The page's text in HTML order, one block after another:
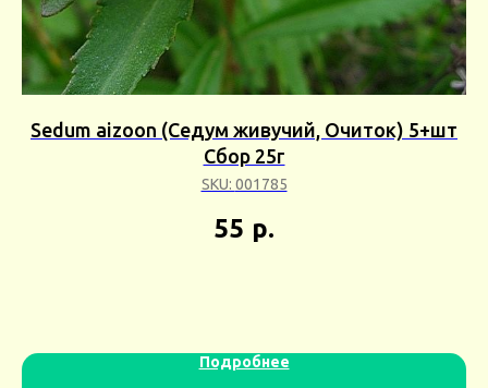
Sedum aizoon (Седум живучий, Очиток) 5+шт
Сбор 25г
SKU: 001785
55 р.
Подробнее